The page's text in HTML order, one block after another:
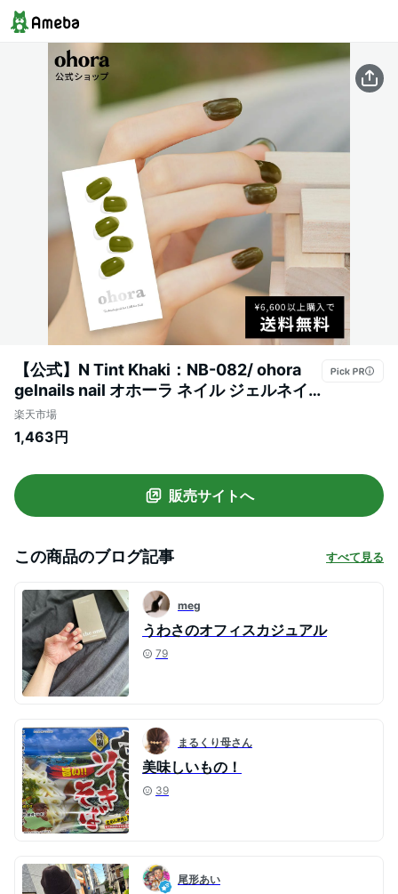
【公式】N Tint Khaki：NB-082/ ohora
gelnails nail オホーラ ネイル ジェルネイ
ル ネイルシール セルフネイル ネイルステ
ッカー おうちネイル ネイルデザイン ジェ
オイル ネイルパーツ ネイルチップ カラー
ジェル
楽天市場
1,463円
販売サイトへ
この商品のブログ記事 すべて見る
meg
うわさのオフィスカジュアル
79
まるくり母さん
美味しいもの！
39
尾形あい